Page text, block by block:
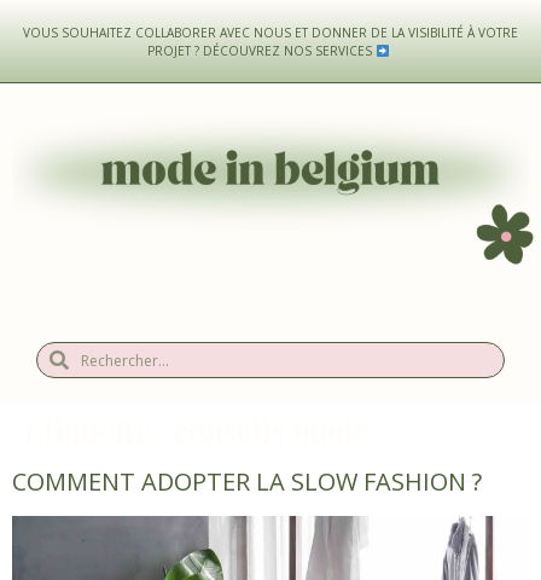
VOUS SOUHAITEZ COLLABORER AVEC NOUS ET DONNER DE LA VISIBILITÉ À VOTRE
PROJET ? DÉCOUVREZ NOS SERVICES
COMMENT ADOPTER LA SLOW FASHION ?